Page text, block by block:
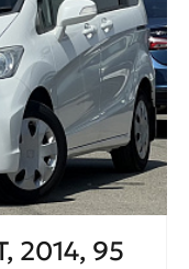
2014, 95